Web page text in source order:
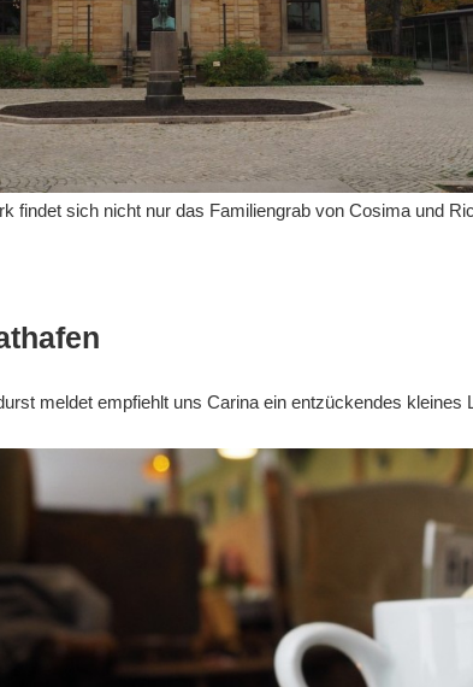
findet sich nicht nur das Familiengrab von Cosima und
meldet empfiehlt uns Carina ein entzückendes kleines